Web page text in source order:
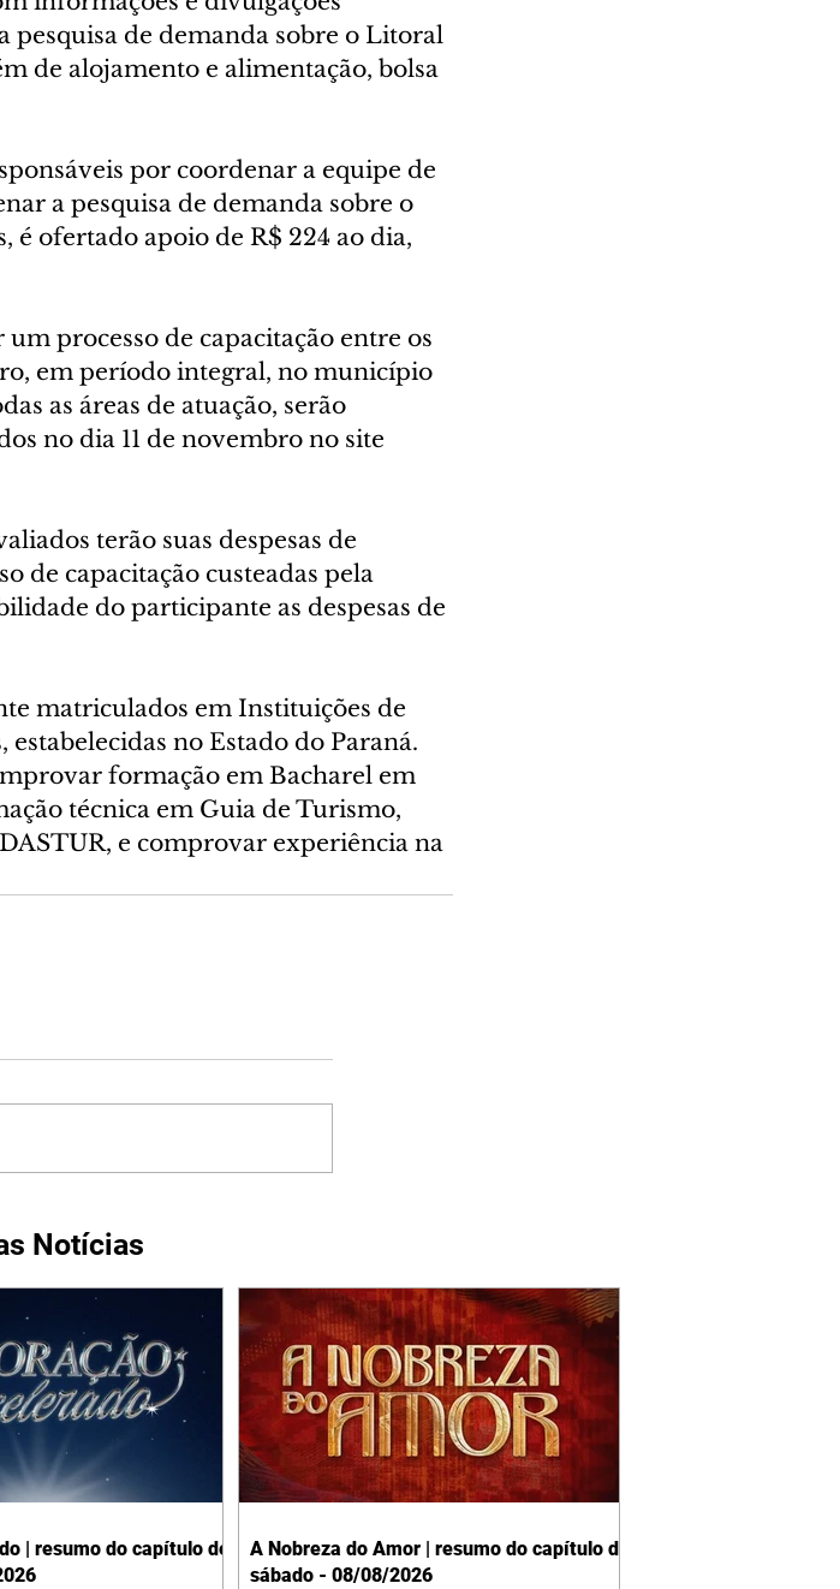
pesquisa de demanda sobre o Litoral
de alojamento e alimentação, bolsa
por coordenar a equipe de
a pesquisa de demanda sobre o
é ofertado apoio de R$ 224 ao dia,
processo de capacitação entre os
em período integral, no município
as áreas de atuação, serão
no dia 11 de novembro no site
terão suas despesas de
de capacitação custeadas pela
do participante as despesas de
matriculados em Instituições de
no Estado do Paraná.
formação em Bacharel em
técnica em Guia de Turismo,
e comprovar experiência na
Notícias
| resumo do capítulo de
A Nobreza do Amor | resumo do capítulo de
sábado - 08/08/2026